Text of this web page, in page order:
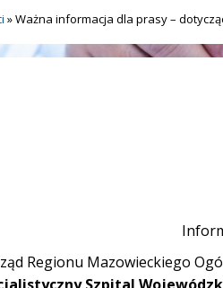
»Ważna informacja dla prasy –
Regionu Mazowieckiego